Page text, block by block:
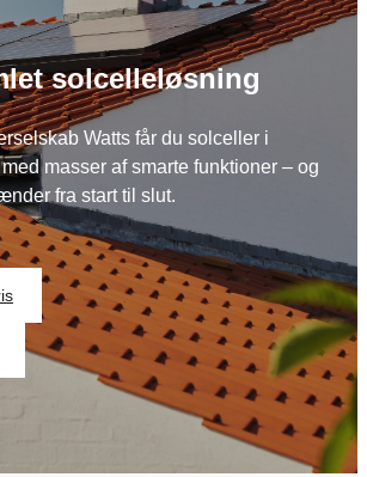
solcelleløsning
Watts får du solceller i
masser af smarte funktioner – og
fra start til slut.